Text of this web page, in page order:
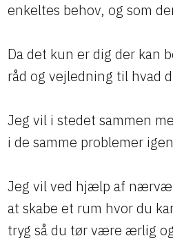
enkeltes behov, og som
Da det kun er dig der kan
råd og vejledning til hvad
Jeg vil i stedet sammen
i de samme problemer
Jeg vil ved hjælp af
at skabe et rum hvor du
tryg så du tør være ærlig